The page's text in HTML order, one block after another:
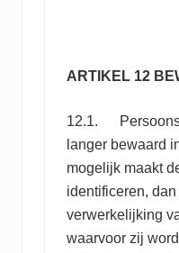
ARTIKEL 12
12.1.
langer bewaard
mogelijk maakt
identificeren,
verwerkelijking
waarvoor zij